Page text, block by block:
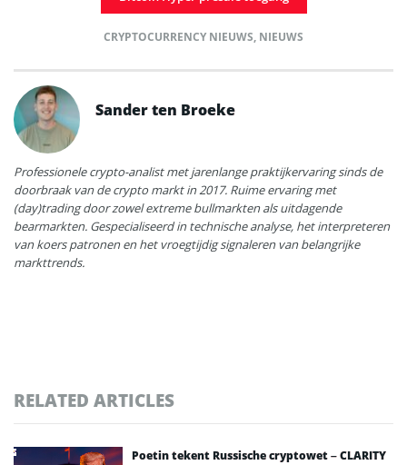
CRYPTOCURRENCY NIEUWS, NIEUWS
Sander ten Broeke
Professionele crypto-analist met jarenlange praktijkervaring sinds de
doorbraak van de crypto markt in 2017. Ruime ervaring met
(day)trading door zowel extreme bullmarkten als uitdagende
bearmarkten. Gespecialiseerd in technische analyse, het interpreteren
van koers patronen en het vroegtijdig signaleren van belangrijke
markttrends.
RELATED ARTICLES
Poetin tekent Russische cryptowet – CLARITY